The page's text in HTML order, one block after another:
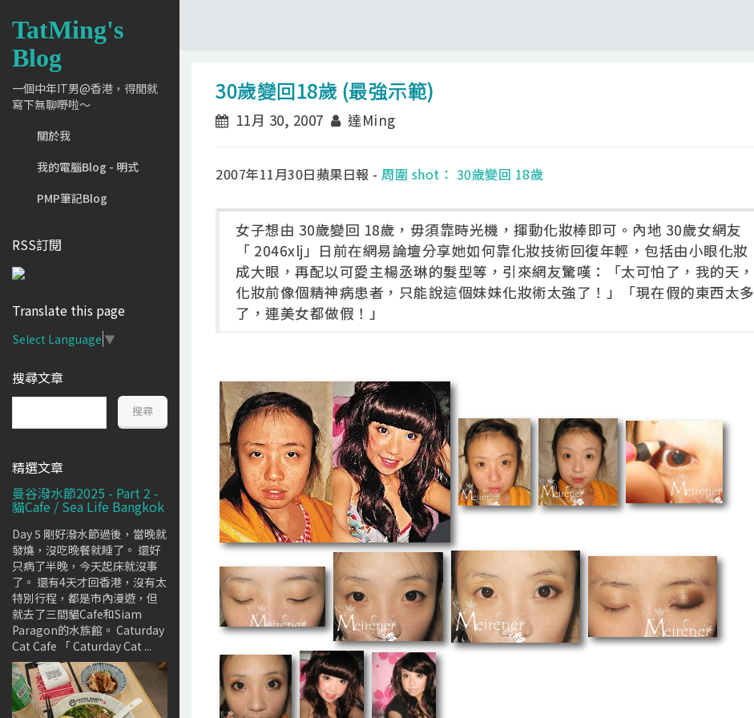
TatMing's
Blog
一個中年IT男@香港，得閒就
寫下無聊嘢啦～
關於我
我的電腦Blog - 明式
PMP筆記Blog
RSS訂閱
Translate this page
Select Language ▼
搜尋文章
精選文章
曼谷潑水節2025 - Part 2 -
貓Cafe / Sea Life Bangkok
Day 5 剛好潑水節過後，當晚就
發燒，沒吃晚餐就睡了。 還好
只病了半晚，今天起床就沒事
了。 還有4天才回香港，沒有太
特別行程，都是市內漫遊，但
就去了三間貓Cafe和Siam
Paragon的水族館。 Caturday
Cat Cafe 「 Caturday Cat ...
30歲變回18歲 (最強示範)
11月 30, 2007 達Ming
2007年11月30日蘋果日報 - 周圍 shot： 30歲變回 18歲
女子想由 30歲變回 18歲，毋須靠時光機，揮動化妝棒即可。內地 30歲女網友
「 2046xlj」日前在網易論壇分享她如何靠化妝技術回復年輕，包括由小眼化妝
成大眼，再配以可愛主楊丞琳的髮型等，引來網友驚嘆：「太可怕了，我的天，
化妝前像個精神病患者，只能說這個妹妹化妝術太強了！」「現在假的東西太多
了，連美女都做假！」